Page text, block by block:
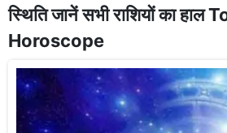
स्थिति जानें सभी राशियों का हाल
Horoscope